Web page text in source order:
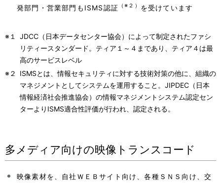
発部門・営業部門もISMS認証 （※２） を受けています
※１
JDCC（日本データセンター協会）によって制定されたファシ
リティースタンダード。ティア１～４まであり、ティア４は最
高のサービスレベル
※２
ISMSとは、情報セキュリティに対する技術対策の他に、組織の
マネジメントとしてシステムを運用すること。JIPDEC（日本
情報経済社会推進協会）の情報マネジメントシステム認定セン
ターよりISMS適合性評価が行われ、認定される。
多メディア向けの映像トランスコード
映像素材を、自社ＷＥＢサイト向け、各種ＳＮＳ向け、交